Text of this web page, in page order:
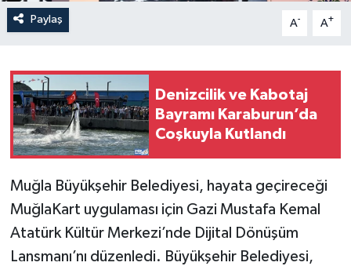
Paylaş A- A+
Denizcilik ve Kabotaj
Bayramı Karaburun’da
Coşkuyla Kutlandı
Muğla Büyükşehir Belediyesi, hayata geçireceği
MuğlaKart uygulaması için Gazi Mustafa Kemal
Atatürk Kültür Merkezi’nde Dijital Dönüşüm
Lansmanı’nı düzenledi. Büyükşehir Belediyesi,